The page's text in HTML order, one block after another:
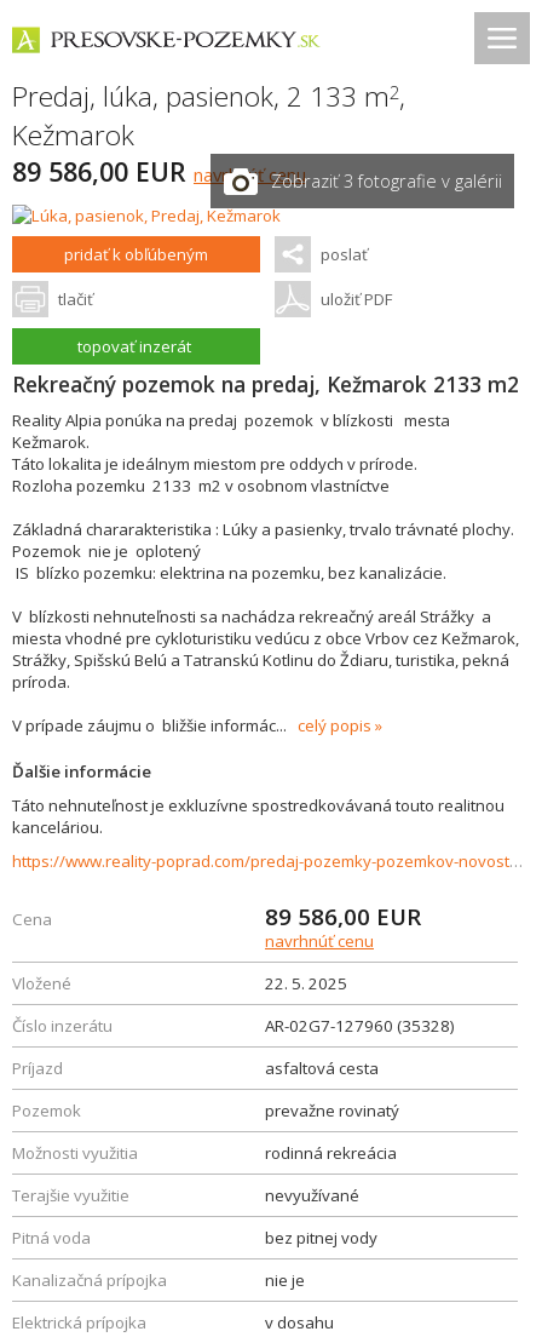
Predaj, lúka, pasienok, 2 133 m2,
Kežmarok
89 586,00 EUR navrhnúť cenuZobraziť 3 fotografie v galérii
pridať k obľúbeným poslať
tlačiť uložiť PDF
topovať inzerát
Rekreačný pozemok na predaj, Kežmarok 2133 m2
Reality Alpia ponúka na predaj pozemok v blízkosti mesta
Kežmarok.
Táto lokalita je ideálnym miestom pre oddych v prírode.
Rozloha pozemku 2133 m2 v osobnom vlastníctve
Základná chararakteristika : Lúky a pasienky, trvalo trávnaté plochy.
Pozemok nie je oplotený
IS blízko pozemku: elektrina na pozemku, bez kanalizácie.
V blízkosti nehnuteľnosti sa nachádza rekreačný areál Strážky a
miesta vhodné pre cykloturistiku vedúcu z obce Vrbov cez Kežmarok,
Strážky, Spišskú Belú a Tatranskú Kotlinu do Ždiaru, turistika, pekná
príroda.
V prípade záujmu o bližšie informác... celý popis
Ďalšie informácie
Táto nehnuteľnost je exkluzívne spostredkovávaná touto realitnou
kanceláriou.
https://www.reality-poprad.com/predaj-pozemky-pozemkov-novostavby/Rekreacny-pozemok-na-predaj-Kezmarok---2133-m2-35328/?utm_source=areality&utm_medium=xml&utm_term=35328&utm_content=chalupa&utm_campaign=portaly
Cena 89 586,00 EUR
navrhnúť cenu
Vložené
22. 5. 2025
Číslo inzerátu
AR-02G7-127960 (35328)
Príjazd
asfaltová cesta
Pozemok
prevažne rovinatý
Možnosti využitia
rodinná rekreácia
Terajšie využitie
nevyužívané
Pitná voda
bez pitnej vody
Kanalizačná prípojka
nie je
Elektrická prípojka
v dosahu